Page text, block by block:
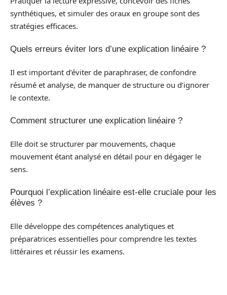
synthétiques, et simuler des oraux en groupe sont des
stratégies efficaces.
Quels erreurs éviter lors d’une explication linéaire ?
Il est important d’éviter de paraphraser, de confondre
résumé et analyse, de manquer de structure ou d’ignorer
le contexte.
Comment structurer une explication linéaire ?
Elle doit se structurer par mouvements, chaque
mouvement étant analysé en détail pour en dégager le
sens.
Pourquoi l’explication linéaire est-elle cruciale pour les
élèves ?
Elle développe des compétences analytiques et
préparatrices essentielles pour comprendre les textes
littéraires et réussir les examens.